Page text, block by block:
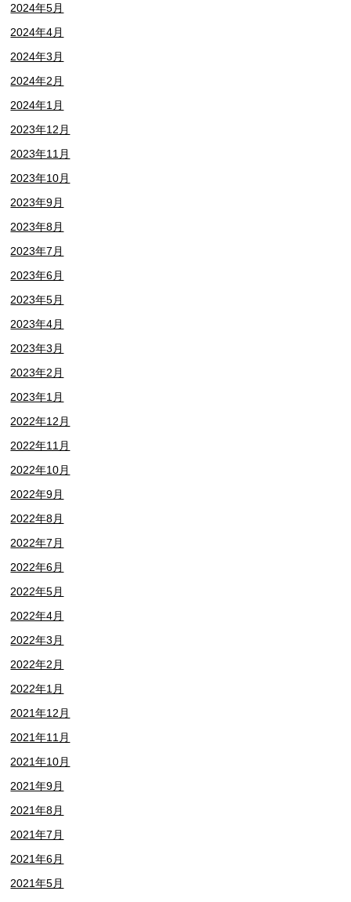
2024年5月
2024年4月
2024年3月
2024年2月
2024年1月
2023年12月
2023年11月
2023年10月
2023年9月
2023年8月
2023年7月
2023年6月
2023年5月
2023年4月
2023年3月
2023年2月
2023年1月
2022年12月
2022年11月
2022年10月
2022年9月
2022年8月
2022年7月
2022年6月
2022年5月
2022年4月
2022年3月
2022年2月
2022年1月
2021年12月
2021年11月
2021年10月
2021年9月
2021年8月
2021年7月
2021年6月
2021年5月